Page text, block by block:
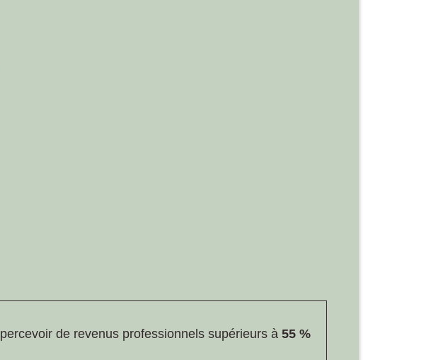
percevoir de revenus professionnels supérieurs à 55 %